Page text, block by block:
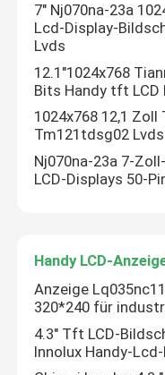
7" Nj070na-23a
Lcd-Display-
Lvds
12.1"1024x768
Bits Handy tft LCD
1024x768 12,1
Tm121tdsg02
Nj070na-23a 7-
LCD-Displays 50-
Handy LCD-
Anzeige
320*240 für
4.3" Tft LCD-
Innolux Handy-